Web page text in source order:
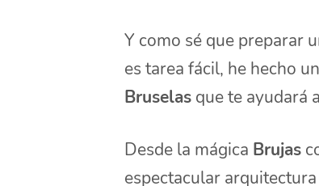
Y como sé que preparar
es tarea fácil, he hecho
Bruselas que te ayudará
Desde la mágica Brujas
espectacular